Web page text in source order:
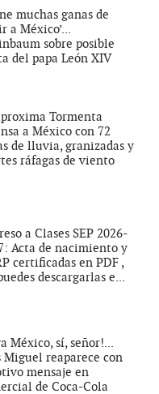
muchas ganas de
a México’...
sobre posible
del papa León XIV
Tormenta
a México con 72
de lluvia, granizadas y
ráfagas de viento
a Clases SEP 2026-
Acta de nacimiento y
certificadas en PDF ,
descargarlas e...
México, sí, señor!...
Miguel reaparece con
mensaje en
de Coca-Cola